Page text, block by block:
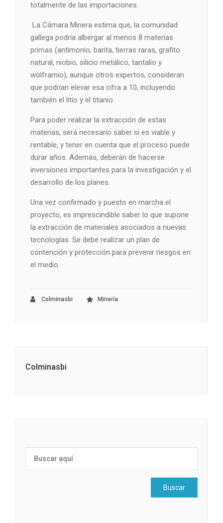
totalmente de las importaciones.
La Cámara Minera estima que, la comunidad
gallega podría albergar al menos 8 materias
primas (antimonio, barita, tierras raras, grafito
natural, niobio, silicio metálico, tantalio y
wolframio), aunque otros expertos, consideran
que podrían elevar esa cifra a 10, incluyendo
también el litio y el titanio.
Para poder realizar la extracción de estas
materias, será necesario saber si es viable y
rentable, y tener en cuenta que el proceso puede
durar años. Además, deberán de hacerse
inversiones importantes para la investigación y el
desarrollo de los planes.
Una vez confirmado y puesto en marcha el
proyecto, es imprescindible saber lo que supone
la extracción de materiales asociados a nuevas
tecnologías. Se debe realizar un plan de
contención y protección para prevenir riesgos en
el medio.
Colminasbi Minería
Colminasbi